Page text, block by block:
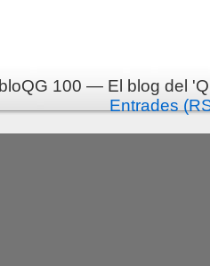
bloQG 100 — El blog del
Entrades